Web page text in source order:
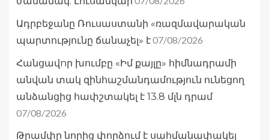
Ադրբեջանը Ռուսաստանի «ռազմավարական
պարտությունը ճանաչել» է07/08/2026
Հանցավnր խումբը «Իմ քայլը» հիմնադրամի
անվան տակ զինհաշմանդամություն ունեցող
անձանցից հափշտակել է 13.8 մլն դրամ
07/08/2026
Թրամփը նորից փորձում է սահմանափակել